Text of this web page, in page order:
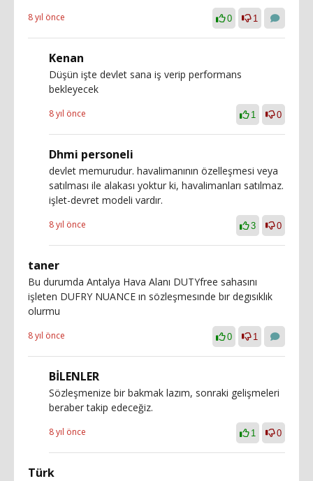
8 yıl önce 0 1
Kenan
Düşün işte devlet sana iş verip performans
bekleyecek
8 yıl önce 1 0
Dhmi personeli
devlet memurudur. havalimanının özelleşmesi veya
satılması ile alakası yoktur ki, havalimanları satılmaz.
işlet-devret modeli vardır.
8 yıl önce 3 0
taner
Bu durumda Antalya Hava Alanı DUTYfree sahasını
işleten DUFRY NUANCE ın sözleşmesınde bır degısıklık
olurmu
8 yıl önce 0 1
BİLENLER
Sözleşmenize bir bakmak lazım, sonraki gelişmeleri
beraber takip edeceğiz.
8 yıl önce 1 0
Türk